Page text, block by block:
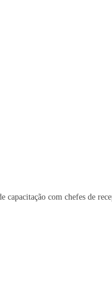
capacitação com chefes de